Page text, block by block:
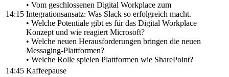
14:15
• Vom geschlossenen Digital Workplace zum
Integrationsansatz: Was Slack so erfolgreich macht.
• Welche Potentiale gibt es für das Digital Workplace
Konzept und wie reagiert Microsoft?
• Welche neuen Herausforderungen bringen die neuen
Messaging-Plattformen?
• Welche Rolle spielen Plattformen wie SharePoint?
14:45 Kaffeepause